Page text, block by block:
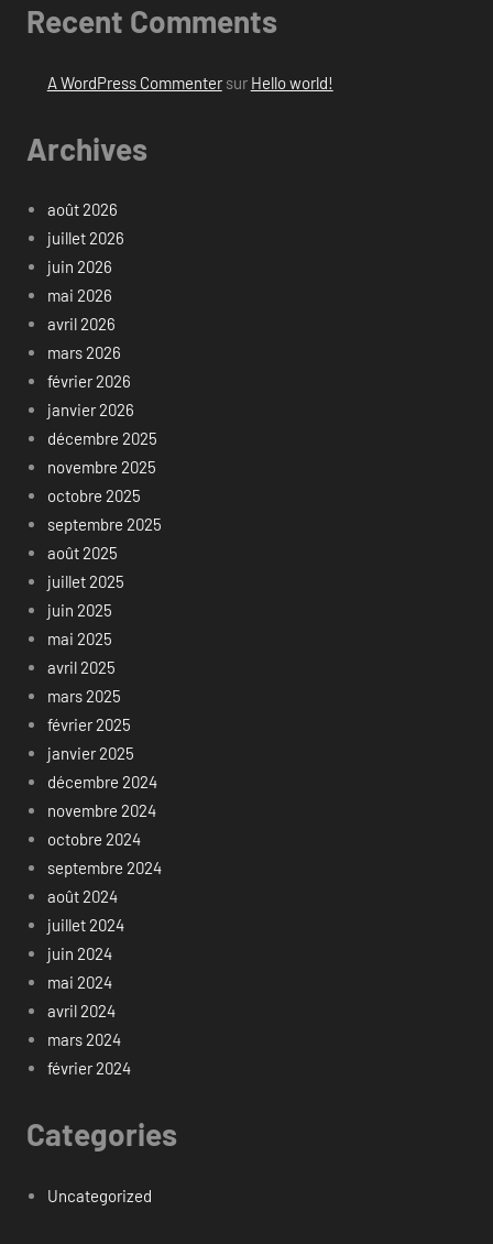
Recent Comments
A WordPress Commentersur Hello world!
Archives
août 2026
juillet 2026
juin 2026
mai 2026
avril 2026
mars 2026
février 2026
janvier 2026
décembre 2025
novembre 2025
octobre 2025
septembre 2025
août 2025
juillet 2025
juin 2025
mai 2025
avril 2025
mars 2025
février 2025
janvier 2025
décembre 2024
novembre 2024
octobre 2024
septembre 2024
août 2024
juillet 2024
juin 2024
mai 2024
avril 2024
mars 2024
février 2024
Categories
Uncategorized